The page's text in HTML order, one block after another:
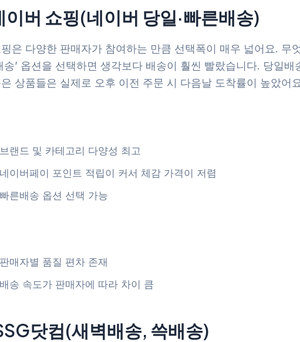
이버 쇼핑(네이버 당일·빠른배송)
은 다양한 판매자가 참여하는 만큼 선택폭이 매우 넓어요. 무
송’ 옵션을 선택하면 생각보다 배송이 훨씬 빨랐습니다. 당일배
상품들은 실제로 오후 이전 주문 시 다음날 도착률이 높았어
브랜드 및 카테고리 다양성 최고
네이버페이 포인트 적립이 커서 체감 가격이 저렴
빠른배송 옵션 선택 가능
판매자별 품질 편차 존재
배송 속도가 판매자에 따라 차이 큼
닷컴(새벽배송, 쓱배송)